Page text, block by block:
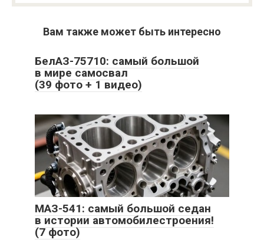
Вам также может быть интересно
БелАЗ-75710: самый большой
в мире самосвал
(39 фото + 1 видео)
МАЗ-541: самый большой седан
в истории автомобилестроения!
(7 фото)